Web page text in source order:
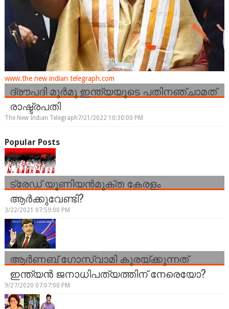
www.the new indian telegraph.com
ദ്രൗപദി മുർമു ഇന്ത്യയുടെ പതിനഞ്ചാമത്
രാഷ്ട്രപതി
The New Indian Telegraph7/21/2022 10:30:00 PM
Popular Posts
ട്രേഡ് യൂണിയന്‍മുക്ത കേരളം
ആര്‍ക്കുവേണ്ടി?
3/22/2021 07:59:00 PM
ആർണബ് ഗോസ്വാമി കുരയ്ക്കുന്നത്
ഇന്ത്യൻ ജനാധിപത്യത്തിന് നേരെയോ?
9/27/2020 07:07:00 PM